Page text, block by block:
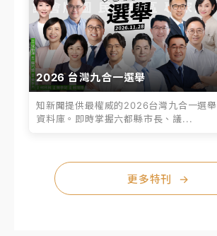
2026 台灣九合一選舉
知新聞提供最權威的2026台灣九合一選舉
資料庫。即時掌握六都縣市長、議...
更多特刊 →